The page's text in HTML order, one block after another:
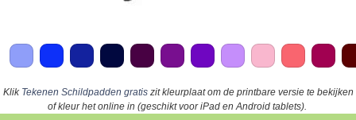
Klik Tekenen Schildpadden gratiszit kleurplaat om de printbare versie te bekijken
of kleur het online in (geschikt voor iPad en Android tablets).